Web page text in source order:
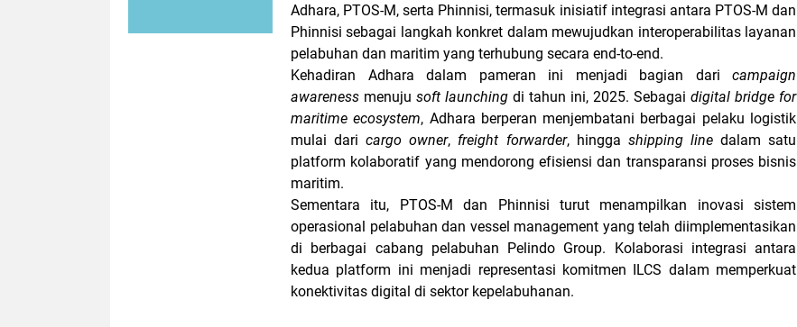
Adhara, PTOS-M, serta Phinnisi, termasuk inisiatif integrasi antara PTOS-M dan
Phinnisi sebagai langkah konkret dalam mewujudkan interoperabilitas layanan
pelabuhan dan maritim yang terhubung secara end-to-end.
Kehadiran Adhara dalam pameran ini menjadi bagian dari campaign
awareness menuju soft launching di tahun ini, 2025. Sebagai digital bridge for
maritime ecosystem, Adhara berperan menjembatani berbagai pelaku logistik
mulai daricargo owner, freight forwarder, hingga shipping linedalam satu
platform kolaboratif yang mendorong efisiensi dan transparansi proses bisnis
maritim.
Sementara itu, PTOS-M dan Phinnisi turut menampilkan inovasi sistem
operasional pelabuhan dan vessel management yang telah diimplementasikan
di berbagai cabang pelabuhan Pelindo Group. Kolaborasi integrasi antara
kedua platform ini menjadi representasi komitmen ILCS dalam memperkuat
konektivitas digital di sektor kepelabuhanan.